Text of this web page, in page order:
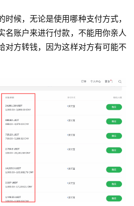
时候，无论是使用哪种支付方式，
名账户来进行付款，不能用你亲人
对方转钱，因为这样对方有可能不